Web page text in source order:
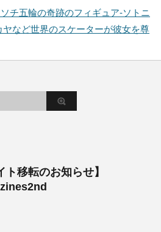
チ五輪の奇跡のフィギュア-ソトニ
ヤなど世界のスケーターが彼女を尊
ト移転のお知らせ】